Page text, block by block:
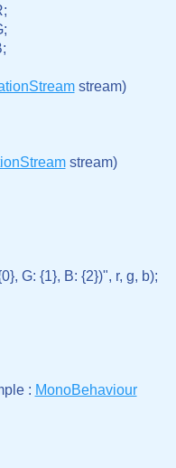
stream)
stream)
G: {1}, B: {2})", r, g, b);
: MonoBehaviour